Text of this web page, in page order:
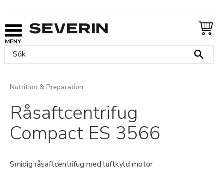
Nutrition & Preparation
Råsaftcentrifug
Compact ES 3566
Smidig råsaftcentrifug med luftkyld motor